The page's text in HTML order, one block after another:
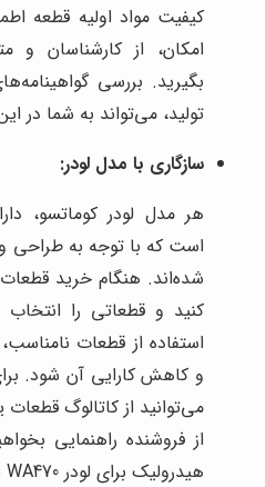
کیفیت مواد اولیه قطعه
امکان، از کارشناسان
بگیرید. بررسی
تولید، می‌تواند به شما در
سازگاری با مدل لودر:
هر مدل لودر کوماتسو،
است که با توجه به
شده‌اند. هنگام خرید
کنید و قطعاتی را انتخاب
استفاده از قطعات
و کاهش کارایی آن شود.
می‌توانید از کاتالوگ
از فروشنده راهنمایی
هیدرولیک برای لودر WA470 با WA500 متفاوت است.